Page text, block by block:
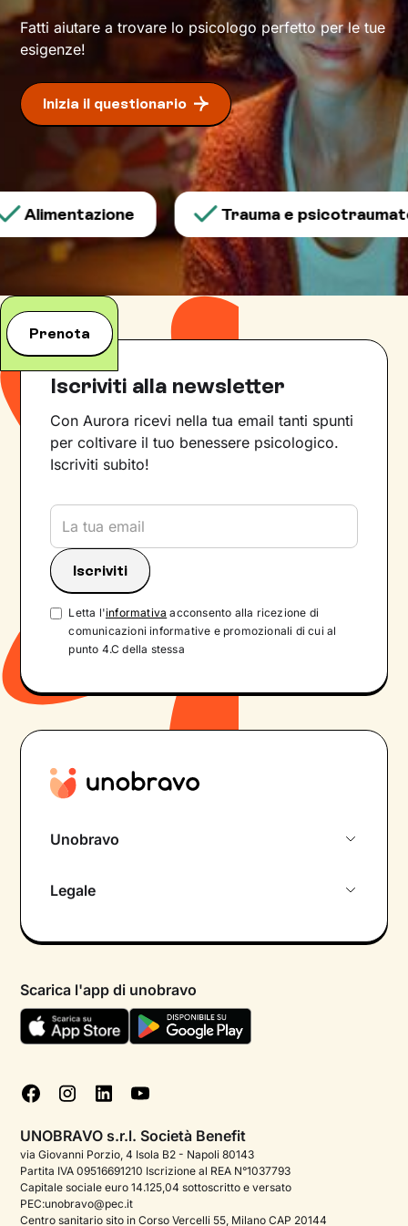
Fatti aiutare a trovare lo psicologo perfetto per le tue
esigenze!
Inizia il questionario
Alimentazione Trauma e
Prenota
Iscriviti alla newsletter
Con Aurora ricevi nella tua email tanti spunti
per coltivare il tuo benessere psicologico.
Iscriviti subito!
Letta l'informativa acconsento alla ricezione di
comunicazioni informative e promozionali di cui al
punto 4.C della stessa
Unobravo
Psicologo in chat
Aiuto urgente
FAQ
Podcast di psicologia
Corporate
Psicologo italiano all'estero
Legale
Termini e condizioni
Informativa Privacy
Cookie policy
Gestisci cookie
Scarica l'app di unobravo
UNOBRAVO s.r.l. Società Benefit
via Giovanni Porzio, 4 Isola B2 - Napoli 80143
Partita IVA 09516691210 Iscrizione al REA N°1037793
Capitale sociale euro 14.125,04 sottoscritto e versato
PEC:unobravo@pec.it
Centro sanitario sito in Corso Vercelli 55, Milano CAP 20144